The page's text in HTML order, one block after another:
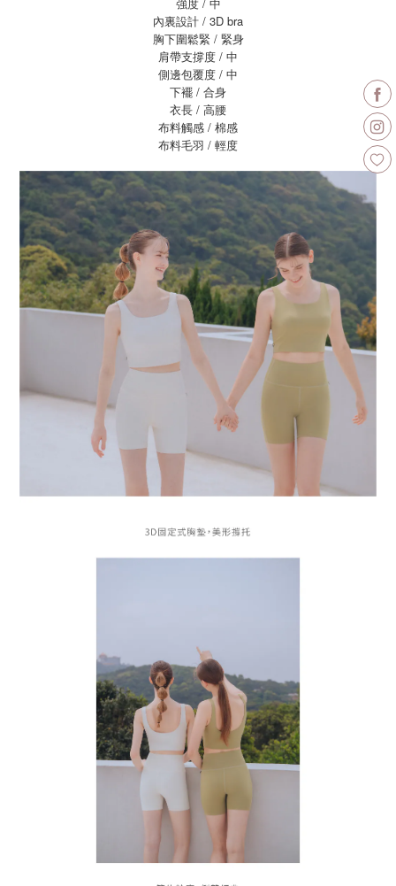
內裏設計 / 3D bra
胸下圍鬆緊 / 緊身
肩帶支撐度 / 中
側邊包覆度 / 中
下襬 / 合身
衣長 / 高腰
布料觸感 / 棉感
布料毛羽 / 輕度